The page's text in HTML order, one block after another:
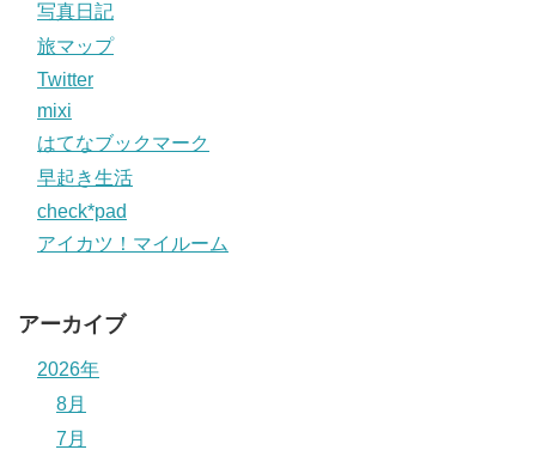
写真日記
旅マップ
Twitter
mixi
はてなブックマーク
早起き生活
check*pad
アイカツ！マイルーム
アーカイブ
2026年
8月
7月